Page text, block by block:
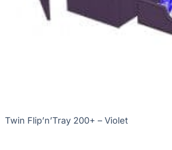
Twin Flip’n’Tray 200+ – Violet